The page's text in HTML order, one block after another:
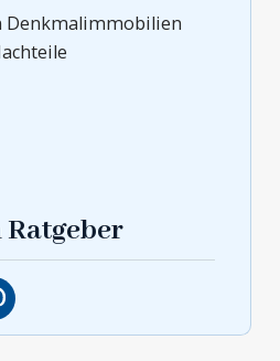
Denkmalimmobilien
Ratgeber